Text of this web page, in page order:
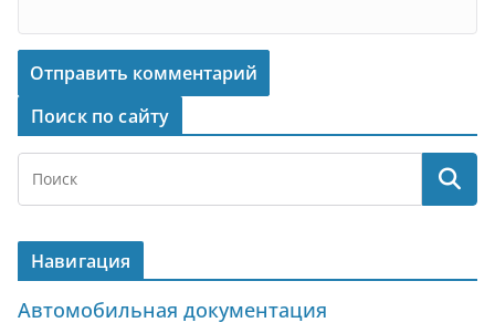
Поиск по сайту
Навигация
Автомобильная документация